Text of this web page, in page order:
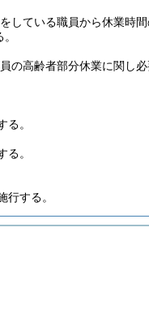
している職員から休業時
の高齢者部分休業に関し必
る。
る。
行する。